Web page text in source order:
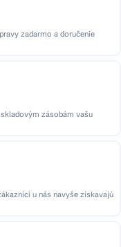
zadarmo a doručenie
zásobám vašu
u nás navyše získavajú